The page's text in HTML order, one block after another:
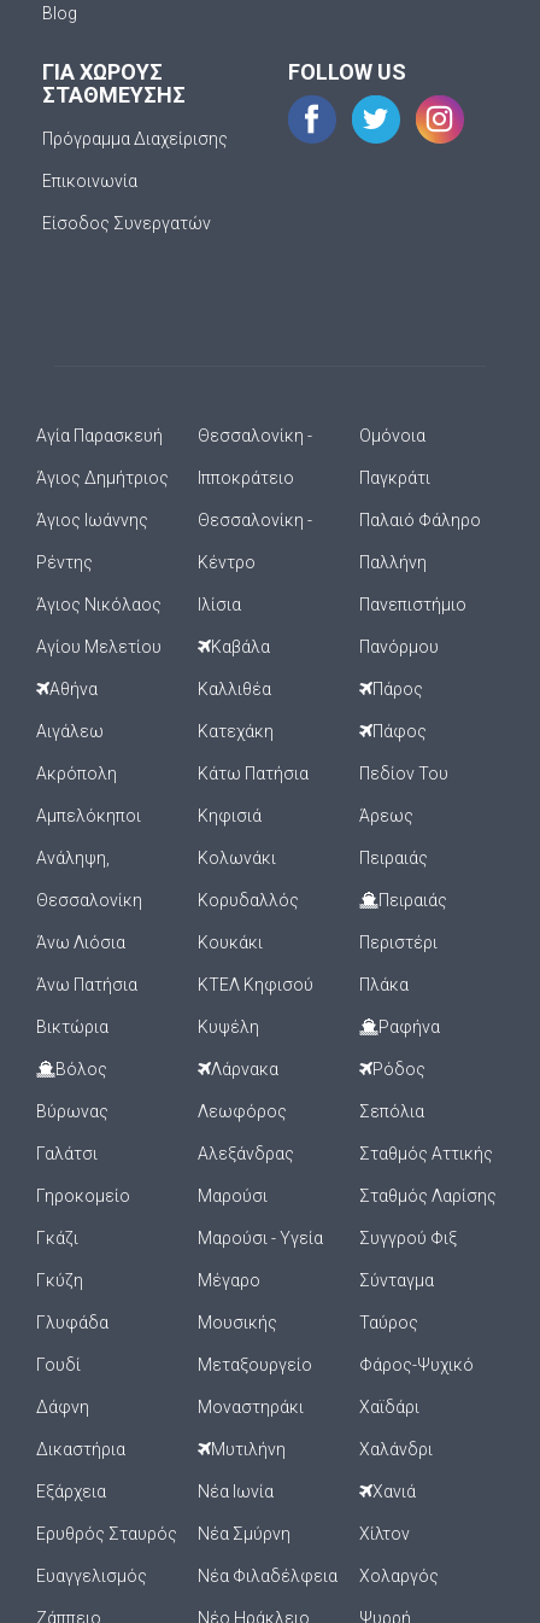
Blog
ΓΙΑ ΧΩΡΟΥΣ
ΣΤΑΘΜΕΥΣΗΣ
Πρόγραμμα Διαχείρισης
Επικοινωνία
Είσοδος Συνεργατών
FOLLOW US
Αγία Παρασκευή
Άγιος Δημήτριος
Άγιος Ιωάννης
Ρέντης
Άγιος Νικόλαος
Αγίου Μελετίου
Αθήνα
Αιγάλεω
Ακρόπολη
Αμπελόκηποι
Ανάληψη,
Θεσσαλονίκη
Άνω Λιόσια
Άνω Πατήσια
Βικτώρια
Βόλος
Βύρωνας
Γαλάτσι
Γηροκομείο
Γκάζι
Γκύζη
Γλυφάδα
Γουδί
Δάφνη
Δικαστήρια
Εξάρχεια
Ερυθρός Σταυρός
Ευαγγελισμός
Ζάππειο
Θεσσαλονίκη -
Ιπποκράτειο
Θεσσαλονίκη -
Κέντρο
Ιλίσια
Καβάλα
Καλλιθέα
Κατεχάκη
Κάτω Πατήσια
Κηφισιά
Κολωνάκι
Κορυδαλλός
Κουκάκι
ΚΤΕΛ Κηφισού
Κυψέλη
Λάρνακα
Λεωφόρος
Αλεξάνδρας
Μαρούσι
Μαρούσι - Υγεία
Μέγαρο
Μουσικής
Μεταξουργείο
Μοναστηράκι
Μυτιλήνη
Νέα Ιωνία
Νέα Σμύρνη
Νέα Φιλαδέλφεια
Νέο Ηράκλειο
Ομόνοια
Παγκράτι
Παλαιό Φάληρο
Παλλήνη
Πανεπιστήμιο
Πανόρμου
Πάρος
Πάφος
Πεδίον Του
Άρεως
Πειραιάς
Πειραιάς
Περιστέρι
Πλάκα
Ραφήνα
Ρόδος
Σεπόλια
Σταθμός Αττικής
Σταθμός Λαρίσης
Συγγρού Φιξ
Σύνταγμα
Ταύρος
Φάρος-Ψυχικό
Χαϊδάρι
Χαλάνδρι
Χανιά
Χίλτον
Χολαργός
Ψυρρή